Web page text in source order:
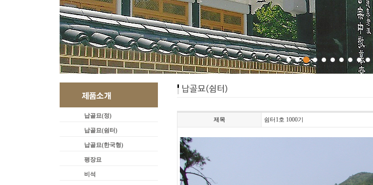
납골묘(정)
납골묘(쉼터)
납골묘(한국형)
평장묘
비석
제목 쉼터1호 1000기